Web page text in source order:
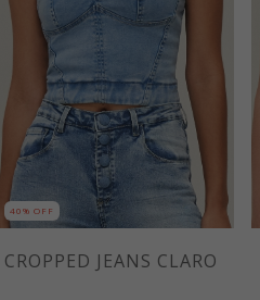
40% OFF
CROPPED JEANS CLARO